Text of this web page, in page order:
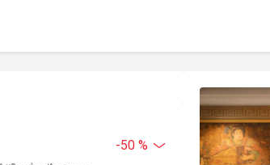
-50 %